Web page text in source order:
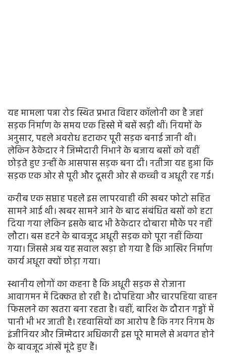
यह मामला पन्ना रोड स्थित प्रभात विहार कॉलोनी का है जहां
सड़क निर्माण के समय एक हिस्से में बसें खड़ी थीं। नियमों के
अनुसार, पहले अवरोध हटाकर पूरी सड़क बनाई जानी थी।
लेकिन ठेकेदार ने जिम्मेदारी निभाने के बजाय बसों को वहीं
छोड़ते हुए उन्हीं के आसपास सड़क बना दी। नतीजा यह हुआ कि
सड़क एक ओर से पूरी और दूसरी ओर से कच्ची व अधूरी रह गई।
करीब एक सप्ताह पहले इस लापरवाही की खबर फोटो सहित
सामने आई थी। खबर सामने आने के बाद संबंधित बसों को हटा
दिया गया लेकिन इसके बाद भी ठेकेदार दोबारा मौके पर नहीं
लौटा। बस हटने के बावजूद अधूरी सड़क को पूरा नहीं किया
गया। जिससे अब यह सवाल खड़ा हो गया है कि आखिर निर्माण
कार्य अधूरा क्यों छोड़ा गया।
स्थानीय लोगों का कहना है कि अधूरी सड़क से रोजाना
आवागमन में दिक्कत हो रही है। दोपहिया और चारपहिया वाहन
फिसलने का खतरा बना रहता है। वहीं, बारिश के दौरान गड्ढों में
पानी भी भर जाती है। रहवासियों का आरोप है कि नगर निगम के
इंजीनियर और जिम्मेदार अधिकारी इस पूरे मामले से अवगत होने
के बावजूद आंखें मूंदे हुए हैं।